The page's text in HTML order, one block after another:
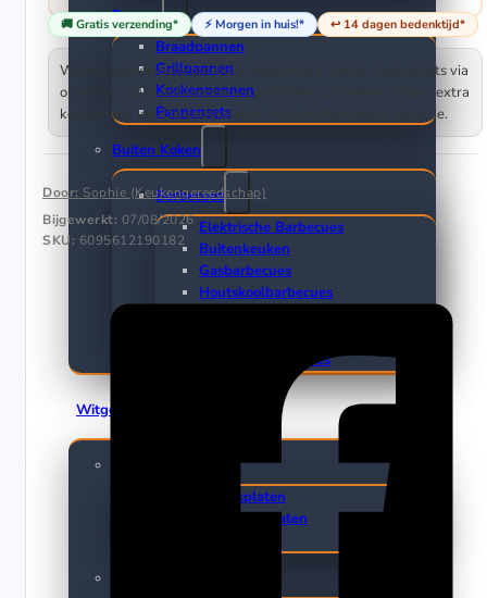
Pannen
Braadpannen
Grillpannen
Koekenpannen
Pannensets
Buiten Koken
Barbecues
Elektrische Barbecues
Buitenkeuken
Gasbarbecues
Houtskoolbarbecues
Draaispitten en Rotisseries
Witgoed
Inductie kookplaten
Keramische kookplaten
🚚 Gratis verzending* ⚡ Morgen in huis!* ↩️ 14 dagen bedenktijd*
Wij analyseren data om jou te helpen bij je keuze. Koop je iets via
onze links? Dan ontvangen wij een kleine commissie zonder extra
kosten voor jou. Dit ondersteunt onze onafhankelijke redactie.
Door: Sophie (Keukengereedschap)
Bijgewerkt: 07/08/2026
SKU: 6095612190182